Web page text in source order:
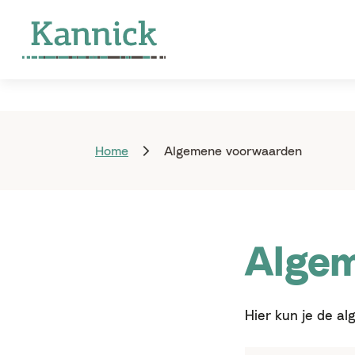
Home Algemene voorwaarden
Hier kun je de